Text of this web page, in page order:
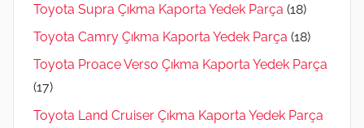
Toyota Supra Çıkma Kaporta Yedek Parça (18)
Toyota Camry Çıkma Kaporta Yedek Parça (18)
Toyota Proace Verso Çıkma Kaporta Yedek Parça
(17)
Toyota Land Cruiser Çıkma Kaporta Yedek Parça